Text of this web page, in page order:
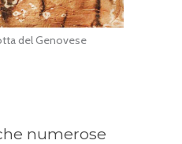
del Genovese
numerose